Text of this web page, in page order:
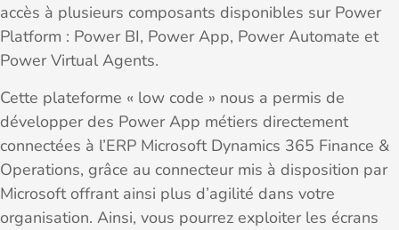
accès à plusieurs composants disponibles sur Power
Platform : Power BI, Power App, Power Automate et
Power Virtual Agents.
Cette plateforme « low code » nous a permis de
développer des Power App métiers directement
connectées à l’ERP Microsoft Dynamics 365 Finance &
Operations, grâce au connecteur mis à disposition par
Microsoft offrant ainsi plus d’agilité dans votre
organisation. Ainsi, vous pourrez exploiter les écrans